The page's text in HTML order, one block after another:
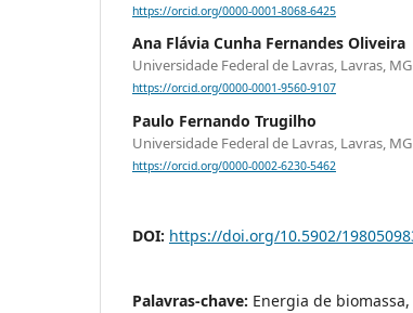
https://orcid.org/0000-0001-8068-6425
Ana Flávia Cunha Fernandes Oliveira
Universidade Federal de Lavras, Lavras, MG
https://orcid.org/0000-0001-9560-9107
Paulo Fernando Trugilho
Universidade Federal de Lavras, Lavras, MG
https://orcid.org/0000-0002-6230-5462
DOI: https://doi.org/10.5902/
Palavras-chave: Energia de